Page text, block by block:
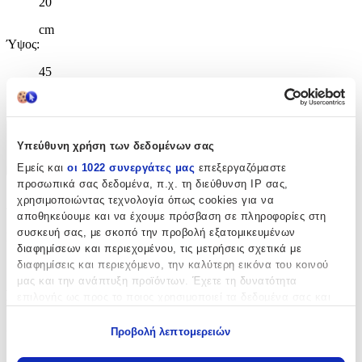
Υπεύθυνη χρήση των δεδομένων σας
Εμείς και οι 1022 συνεργάτες μας επεξεργαζόμαστε
προσωπικά σας δεδομένα, π.χ. τη διεύθυνση IP σας,
χρησιμοποιώντας τεχνολογία όπως cookies για να
αποθηκεύουμε και να έχουμε πρόσβαση σε πληροφορίες στη
συσκευή σας, με σκοπό την προβολή εξατομικευμένων
διαφημίσεων και περιεχομένου, τις μετρήσεις σχετικά με
διαφημίσεις και περιεχόμενο, την καλύτερη εικόνα του κοινού
μας και την ανάπτυξη προϊόντων. Έχετε τη δυνατότητα
Προβολή λεπτομερειών
cm
Ύψος:
45
Χαρακτηριστικά
+
Χαρακτηριστικά
Κατασκευαστής :
Must
Πολύχρωμο